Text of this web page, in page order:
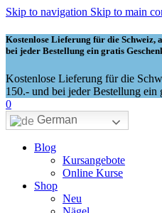
Skip to navigation Skip to main
Kostenlose Lieferung für die Schweiz,
bei jeder Bestellung ein gratis
Kostenlose Lieferung für die
150.- und bei jeder Bestellung ein
0
German
Blog
Kursangebote
Online Kurse
Shop
Neu